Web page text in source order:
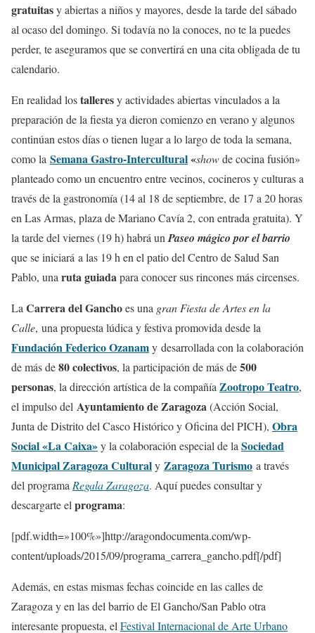
gratuitasy abiertas a niños y mayores, desde la tarde del sábado
al ocaso del domingo. Si todavía no la conoces, no te la puedes
perder, te aseguramos que se convertirá en una cita obligada de tu
calendario.
En realidad lostalleresy actividades abiertas vinculados a la
preparación de la fiesta ya dieron comienzo en verano y algunos
continúan estos días o tienen lugar a lo largo de toda la semana,
como la Semana Gastro-Intercultural«showde cocina fusión»
planteado como un encuentro entre vecinos, cocineros y culturas a
través de la gastronomía (14 al 18 de septiembre, de 17 a 20 horas
en Las Armas, plaza de Mariano Cavía 2, con entrada gratuita). Y
la tarde del viernes (19 h) habrá un Paseo mágico por el barrio
que se iniciará a las 19 h en el patio del Centro de Salud San
Pablo, una ruta guiadapara conocer sus rincones más circenses.
La Carrera del Ganchoes una gran Fiesta de Artes en la
Calle, una propuesta lúdica y festiva promovida desde la
Fundación Federico Ozanamy desarrollada con la colaboración
de más de80 colectivos, la participación de más de500
personas, la dirección artística de la compañía Zootropo Teatro,
el impulso del Ayuntamiento de Zaragoza(Acción Social,
Junta de Distrito del Casco Histórico y Oficina del PICH), Obra
Social «La Caixa»y la colaboración especial de la Sociedad
Municipal Zaragoza Culturaly Zaragoza Turismo a través
del programa Regala Zaragoza. Aquí puedes consultar y
descargarte el programa:
[pdf.width=»100%»]http://aragondocumenta.com/wp-
content/uploads/2015/09/programa_carrera_gancho.pdf[/pdf]
Además, en estas mismas fechas coincide en las calles de
Zaragoza y en las del barrio de El Gancho/San Pablo otra
interesante propuesta, el Festival Internacional de Arte Urbano